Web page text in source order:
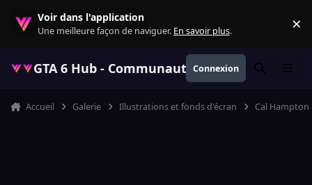
Voir dans l'application
Une meilleure façon de naviguer. En savoir plus. ×
GTA 6 Hub - Communauté GTA VI
Connexion Rechercher
Menu
Accueil Galerie Illustrations et fonds d'écran Cal Hampton